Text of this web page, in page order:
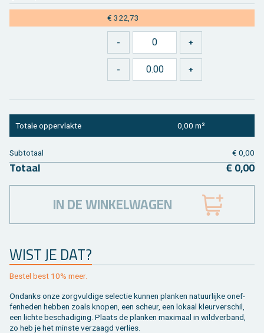
€ 322,73
WIST JE DAT?
Be­stel best 10% meer.
On­danks onze zorg­vul­di­ge se­lec­tie kun­nen plan­ken na­tuur­lij­ke on­ef­
fen­he­den heb­ben zoals kno­pen, een scheur, een lo­kaal kleur­ver­schil,
een lich­te be­scha­di­ging. Plaats de plan­ken maxi­maal in wild­ver­band,
zo heb je het min­ste ver­zaagd ver­lies.
To­ta­le op­per­vlak­te 0,00 m²
Sub­to­taal € 0,00
To­taal € 0,00
IN DE WINKELWAGEN